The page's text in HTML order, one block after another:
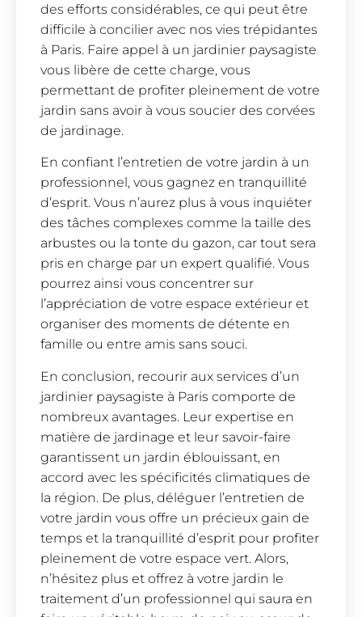
des efforts considérables, ce qui peut être
difficile à concilier avec nos vies trépidantes
à Paris. Faire appel à un jardinier paysagiste
vous libère de cette charge, vous
permettant de profiter pleinement de votre
jardin sans avoir à vous soucier des corvées
de jardinage.
En confiant l’entretien de votre jardin à un
professionnel, vous gagnez en tranquillité
d’esprit. Vous n’aurez plus à vous inquiéter
des tâches complexes comme la taille des
arbustes ou la tonte du gazon, car tout sera
pris en charge par un expert qualifié. Vous
pourrez ainsi vous concentrer sur
l’appréciation de votre espace extérieur et
organiser des moments de détente en
famille ou entre amis sans souci.
En conclusion, recourir aux services d’un
jardinier paysagiste à Paris comporte de
nombreux avantages. Leur expertise en
matière de jardinage et leur savoir-faire
garantissent un jardin éblouissant, en
accord avec les spécificités climatiques de
la région. De plus, déléguer l’entretien de
votre jardin vous offre un précieux gain de
temps et la tranquillité d’esprit pour profiter
pleinement de votre espace vert. Alors,
n’hésitez plus et offrez à votre jardin le
traitement d’un professionnel qui saura en